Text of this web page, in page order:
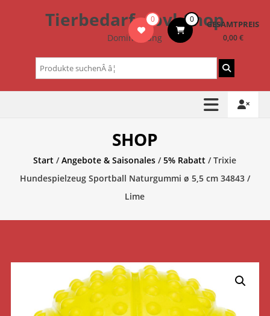
Tierbedarf – bvl-Shop
Dominik Lang
0 0 GESAMTPREIS
0,00 €
Suchen
nach:
SHOP
Start /Angebote & Saisonales /5% Rabatt / Trixie
Hundespielzeug Sportball Naturgummi ø 5,5 cm 34843 /
Lime